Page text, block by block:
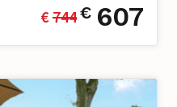
€ 744€ 607